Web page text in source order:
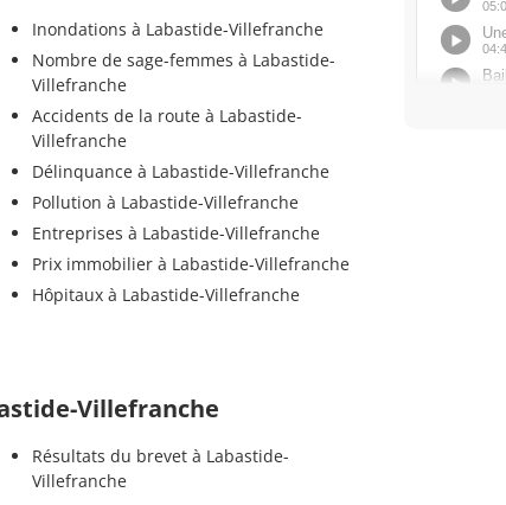
Inondations à Labastide-Villefranche
Nombre de sage-femmes à Labastide-
Villefranche
Accidents de la route à Labastide-
Villefranche
Délinquance à Labastide-Villefranche
Pollution à Labastide-Villefranche
Entreprises à Labastide-Villefranche
Prix immobilier à Labastide-Villefranche
Hôpitaux à Labastide-Villefranche
Villefranche
Résultats du brevet à Labastide-
Villefranche